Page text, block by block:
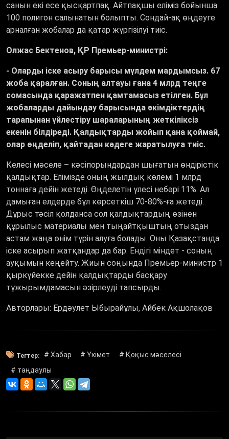
санын екі есе қысқартпақ. Айтпақшы еліміз бойынша
100 полигон салынатын болыпты. Сондай-ақ өңдеуге
арналған жобалар да қатар жүргізілуі тиіс.
Олжас Бектенов, ҚР Премьер-министрі:
- Оларды іске асыру барысы мүлдем мардымсыз. 67
жоба қаралған. Соның алтауы ғана 4 млрд теңге
сомасында қаражатпен қамтамасыз етілген. Бұл
жобаларды дайындау барысында әкімдіктердің
тарапынан үйлестіру шараларының жеткіліксіз
екенін білдіреді. Қалдықтарды жойып қана қоймай,
олар өңделіп, қайтадан кәдеге жаратылуға тиіс.
Келесі мәселе – кәсіпорындардан шығатын өндірістік
қалдықтар. Елімізде оның жылдық көлемі 1 млрд
тоннаға дейін жетеді. Өңделетін үлесі небәрі 11%. Ал
дамыған елдерде бұл көрсеткіш 70-80%-ға жетеді.
Дұрыс тәсіл қолданса сол қалдықтардың өзінен
құрылыс материалы мен тыңайтқыштың отыздан
астам жаңа өнім түрін алуға болады. Оны Қазақстанда
іске асырып жатқандар да бар. Ендігі міндет - соның
ауқымын кеңейту. Жиын соңында Премьер-министр 1
қыркүйекке дейін қалдықтарды басқару
тұжырымдамасын әзірлеуді тапсырды.
Авторлары: Ердәулет Ыбырайұлы, Айбек Ақшолақов
Тегтер: # Хабар # Үкімет
# Қоқыс мәселесі
# таңдаулы